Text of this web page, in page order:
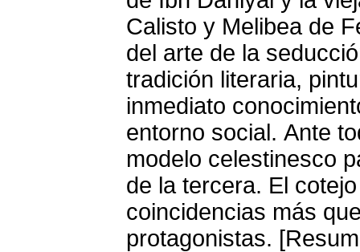
Calisto y Melibea de
del arte de la
tradición literaria,
inmediato
entorno social. Ante
modelo celestinesco
de la tercera. El
coincidencias más
protagonistas.